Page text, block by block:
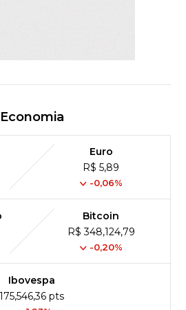
Economia
Euro
R$ 5,89
-0,06%
Bitcoin
R$ 348,124,79
-0,20%
Ibovespa
175,546,36 pts